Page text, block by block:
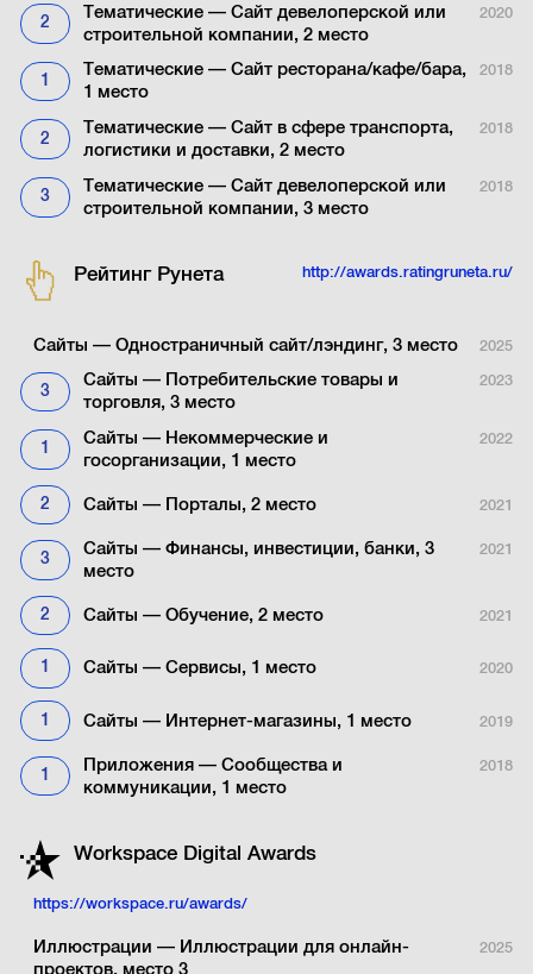
2
Тематические — Сайт девелоперской или
строительной компании, 2 место
2020
1
Тематические — Сайт ресторана/кафе/бара,
1 место
2018
2
Тематические — Сайт в сфере транспорта,
логистики и доставки, 2 место
2018
3
Тематические — Сайт девелоперской или
строительной компании, 3 место
2018
Рейтинг Рунета http://awards.ratingruneta.ru/
Сайты — Одностраничный сайт/лэндинг, 3 место 2025
3
Сайты — Потребительские товары и
торговля, 3 место
2023
1
Сайты — Некоммерческие и
госорганизации, 1 место
2022
2 Сайты — Порталы, 2 место 2021
3
Сайты — Финансы, инвестиции, банки, 3
место
2021
2 Сайты — Обучение, 2 место 2021
1 Сайты — Сервисы, 1 место 2020
1 Сайты — Интернет-магазины, 1 место 2019
1
Приложения — Сообщества и
коммуникации, 1 место
2018
Workspace Digital Аwards
https://workspace.ru/awards/
Иллюстрации — Иллюстрации для онлайн-
проектов, место 3
2025